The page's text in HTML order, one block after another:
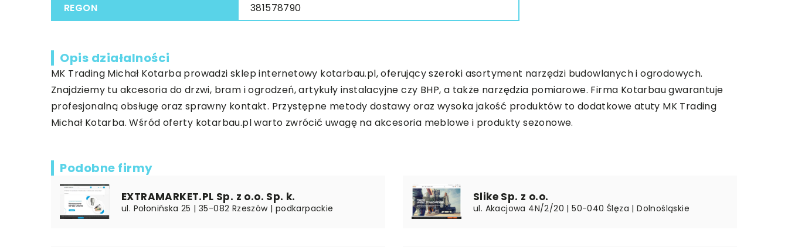
REGON
381578790
Opis działalności
MK Trading Michał Kotarba prowadzi sklep internetowy kotarbau.pl, oferujący szeroki asortyment narzędzi budowlanych i ogrodowych.
Znajdziemy tu akcesoria do drzwi, bram i ogrodzeń, artykuły instalacyjne czy BHP, a także narzędzia pomiarowe. Firma Kotarbau gwarantuje
profesjonalną obsługę oraz sprawny kontakt. Przystępne metody dostawy oraz wysoka jakość produktów to dodatkowe atuty MK Trading
Michał Kotarba. Wśród oferty kotarbau.pl warto zwrócić uwagę na akcesoria meblowe i produkty sezonowe.
Podobne firmy
EXTRAMARKET.PL Sp. z o.o. Sp. k.
ul. Połonińska 25 | 35-082 Rzeszów | podkarpackie
Slike Sp. z o.o.
ul. Akacjowa 4N/2/20 | 50-040 Ślęza | Dolnośląskie